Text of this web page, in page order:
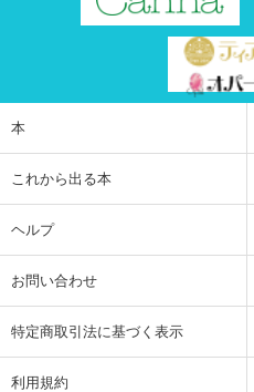
本
これから出る本
ヘルプ
お問い合わせ
特定商取引法に基づく表示
利用規約